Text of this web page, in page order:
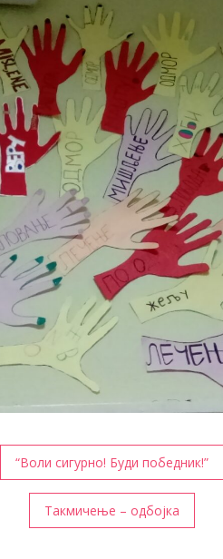
“Воли сигурно! Буди победник!”
Такмичење – одбојка